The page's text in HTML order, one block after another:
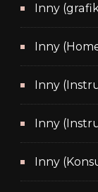
Inny
Inny
Inny
Inny
Inny